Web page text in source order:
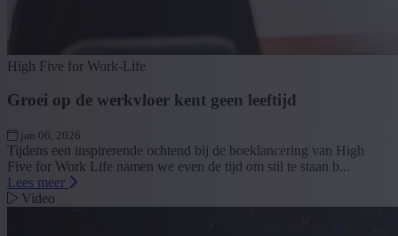
High Five for Work-Life
Groei op de werkvloer kent geen leeftijd
jan 06, 2026
Tijdens een inspirerende ochtend bij de boeklancering van High
Five for Work Life namen we even de tijd om stil te staan b...
Lees meer
Video